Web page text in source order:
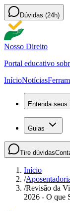
Dúvidas (24h)
Nosso Direito
Portal educativo
InícioNotícias
Entenda seus
Guias
Tire dúvidas
Início
/
/Revisão da
2026 - O que